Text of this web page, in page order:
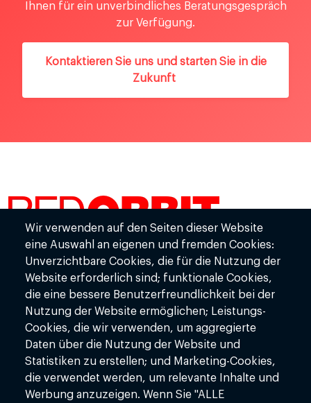
Ihnen für ein unverbindliches Beratungsgespräch
zur Verfügung.
Kontaktieren Sie uns und starten Sie in die
Zukunft
Wir verwenden auf den Seiten dieser Website
eine Auswahl an eigenen und fremden Cookies:
Unverzichtbare Cookies, die für die Nutzung der
Website erforderlich sind; funktionale Cookies,
die eine bessere Benutzerfreundlichkeit bei der
Nutzung der Website ermöglichen; Leistungs-
Cookies, die wir verwenden, um aggregierte
Daten über die Nutzung der Website und
Statistiken zu erstellen; und Marketing-Cookies,
die verwendet werden, um relevante Inhalte und
Werbung anzuzeigen. Wenn Sie "ALLE
RedOrbit GmbH
Mondstr. 2-4
85622 Feldkirchen
Bürozeiten:
Mo - Fr: 08:00 - 18:00
+49(0)89 37963811
info@redorbit.ai
www.redorbit.ai